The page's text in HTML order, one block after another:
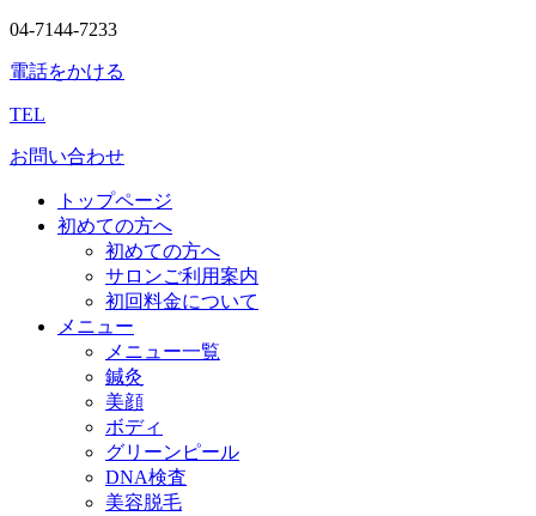
04-7144-7233
電話をかける
TEL
お問い合わせ
トップページ
初めての方へ
初めての方へ
サロンご利用案内
初回料金について
メニュー
メニュー一覧
鍼灸
美顔
ボディ
グリーンピール
DNA検査
美容脱毛